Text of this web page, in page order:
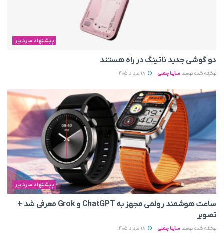
پیشنهاد سردبیر
دو گوشی جدید ناتینگ در راه هستند
نوشته شده توسط ساینا چمنی
پیشنهاد سردبیر
ساعت هوشمند رولمی مجهز به ChatGPT و Grok معرفی شد +
تصویر
نوشته شده توسط ساینا چمنی